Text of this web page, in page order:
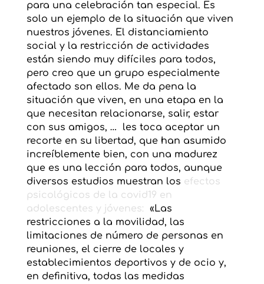
para una celebración tan especial. Es
solo un ejemplo de la situación que viven
nuestros jóvenes. El distanciamiento
social y la restricción de actividades
están siendo muy difíciles para todos,
pero creo que un grupo especialmente
afectado son ellos. Me da pena la
situación que viven, en una etapa en la
que necesitan relacionarse, salir, estar
con sus amigos, … les toca aceptar un
recorte en su libertad, que han asumido
increíblemente bien, con una madurez
que es una lección para todos, aunque
diversos estudios muestran los efectos
psicológicos de la covid19 en
adolescentes y jóvenes: «Las
restricciones a la movilidad, las
limitaciones de número de personas en
reuniones, el cierre de locales y
establecimientos deportivos y de ocio y,
en definitiva, todas las medidas